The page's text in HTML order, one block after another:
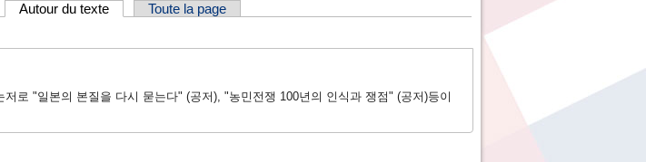
Autour du texte(onglet actif)Toute la page
로 "일본의 본질을 다시 묻는다" (공저), "농민전쟁 100년의 인식과 쟁점" (공저)등이